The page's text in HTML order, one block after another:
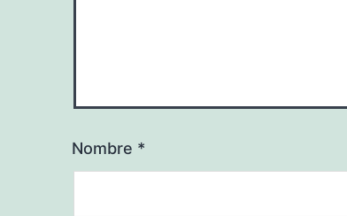
Nombre *